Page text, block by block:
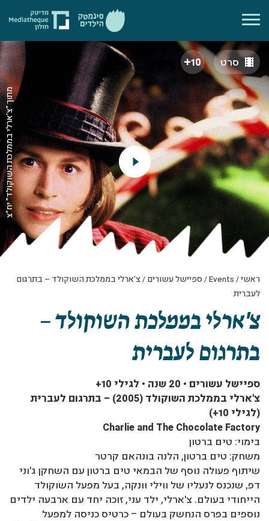
מתוך "צ'ארלי בממלכת השוקולד" יח"צ
סרט 10
ראשי/
Events
/ ספיישל עשורים /צ'ארלי בממלכת השוקולד – בתרגום
לעברית
צ'ארלי בממלכת השוקולד –
בתרגום לעברית
ספיישל עשורים • 20 שנה • לגילי 10+
צ'ארלי בממלכת השוקולד (2005) – בתרגום לעברית
(לגילי 10+)
Charlie and The Chocolate Factory
בימוי: טים ברטון
משחק: טים ברטון, הלנה בונהאם קרטר
שיתוף פעולה נוסף של הבמאי טים ברטון עם השחקן ג'וני
דפ, שנכנס לנעליו של ווילי וונקה, בעל מפעל השוקולד
הייחודי בעולם. צ'ארלי, ילד עני, זוכה יחד עם ארבעה ילדים
נוספים בפרס הנחשק בעולם – כרטיס כניסה למפעל